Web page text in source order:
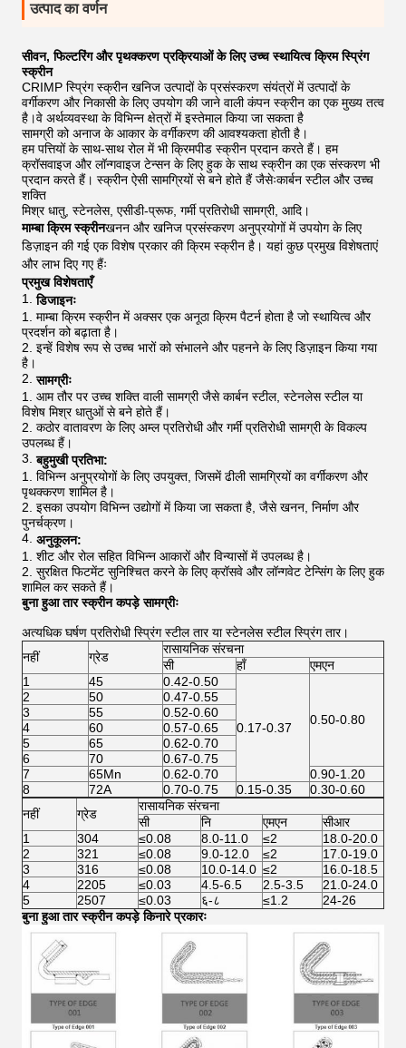
उत्पाद का वर्णन
सीवन, फिल्टरिंग और पृथक्करण प्रक्रियाओं के लिए उच्च स्थायित्व क्रिम स्प्रिंग
स्क्रीन
CRIMP स्प्रिंग स्क्रीन खनिज उत्पादों के प्रसंस्करण संयंत्रों में उत्पादों के
वर्गीकरण और निकासी के लिए उपयोग की जाने वाली कंपन स्क्रीन का एक मुख्य तत्व
है।वे अर्थव्यवस्था के विभिन्न क्षेत्रों में इस्तेमाल किया जा सकता है
सामग्री को अनाज के आकार के वर्गीकरण की आवश्यकता होती है।
हम पत्तियों के साथ-साथ रोल में भी क्रिमपीड स्क्रीन प्रदान करते हैं। हम
क्रॉसवाइज और लॉन्गवाइज टेन्सन के लिए हुक के साथ स्क्रीन का एक संस्करण भी
प्रदान करते हैं। स्क्रीन ऐसी सामग्रियों से बने होते हैं जैसेःकार्बन स्टील और उच्च
शक्ति
मिश्र धातु, स्टेनलेस, एसीडी-प्रूफ, गर्मी प्रतिरोधी सामग्री, आदि।
माम्बा क्रिम स्क्रीनखनन और खनिज प्रसंस्करण अनुप्रयोगों में उपयोग के लिए
डिज़ाइन की गई एक विशेष प्रकार की क्रिम स्क्रीन है। यहां कुछ प्रमुख विशेषताएं
और लाभ दिए गए हैंः
प्रमुख विशेषताएँ
डिजाइनः
माम्बा क्रिम स्क्रीन में अक्सर एक अनूठा क्रिम पैटर्न होता है जो स्थायित्व और
प्रदर्शन को बढ़ाता है।
इन्हें विशेष रूप से उच्च भारों को संभालने और पहनने के लिए डिज़ाइन किया गया
है।
सामग्रीः
आम तौर पर उच्च शक्ति वाली सामग्री जैसे कार्बन स्टील, स्टेनलेस स्टील या
विशेष मिश्र धातुओं से बने होते हैं।
कठोर वातावरण के लिए अम्ल प्रतिरोधी और गर्मी प्रतिरोधी सामग्री के विकल्प
उपलब्ध हैं।
बहुमुखी प्रतिभा:
विभिन्न अनुप्रयोगों के लिए उपयुक्त, जिसमें ढीली सामग्रियों का वर्गीकरण और
पृथक्करण शामिल है।
इसका उपयोग विभिन्न उद्योगों में किया जा सकता है, जैसे खनन, निर्माण और
पुनर्चक्रण।
अनुकूलन:
शीट और रोल सहित विभिन्न आकारों और विन्यासों में उपलब्ध है।
सुरक्षित फिटमेंट सुनिश्चित करने के लिए क्रॉसवे और लॉन्गवेट टेन्सिंग के लिए हुक
शामिल कर सकते हैं।
बुना हुआ तार स्क्रीन कपड़े सामग्रीः
अत्यधिक घर्षण प्रतिरोधी स्प्रिंग स्टील तार या स्टेनलेस स्टील स्प्रिंग तार।
नहीं
ग्रेड
रासायनिक संरचना
सी
हाँ
एमएन
1
45 0.42-0.50
0.17-0.37
0.50-0.80
2 50
0.47-0.55
3
55
0.52-0.60
4
60
0.57-0.65
5
65
0.62-0.70
6
70
0.67-0.75
7
65Mn 0.62-0.70
0.90-1.20
8
72A 0.70-0.75 0.15-0.35
0.30-0.60
नहीं
ग्रेड
रासायनिक संरचना
सी
नि एमएन
सीआर
1
304 ≤0.08 8.0-11.0 ≤2
18.0-20.0
2
321 ≤0.08 9.0-12.0 ≤2
17.0-19.0
3
316 ≤0.08 10.0-14.0 ≤2
16.0-18.5
4
2205 ≤0.03 4.5-6.5 2.5-3.5
21.0-24.0
5
2507 ≤0.03 ६-८ ≤1.2
24-26
बुना हुआ तार स्क्रीन कपड़े किनारे प्रकारः